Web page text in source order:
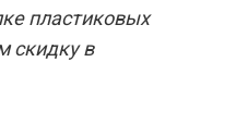
пластиковых
скидку в